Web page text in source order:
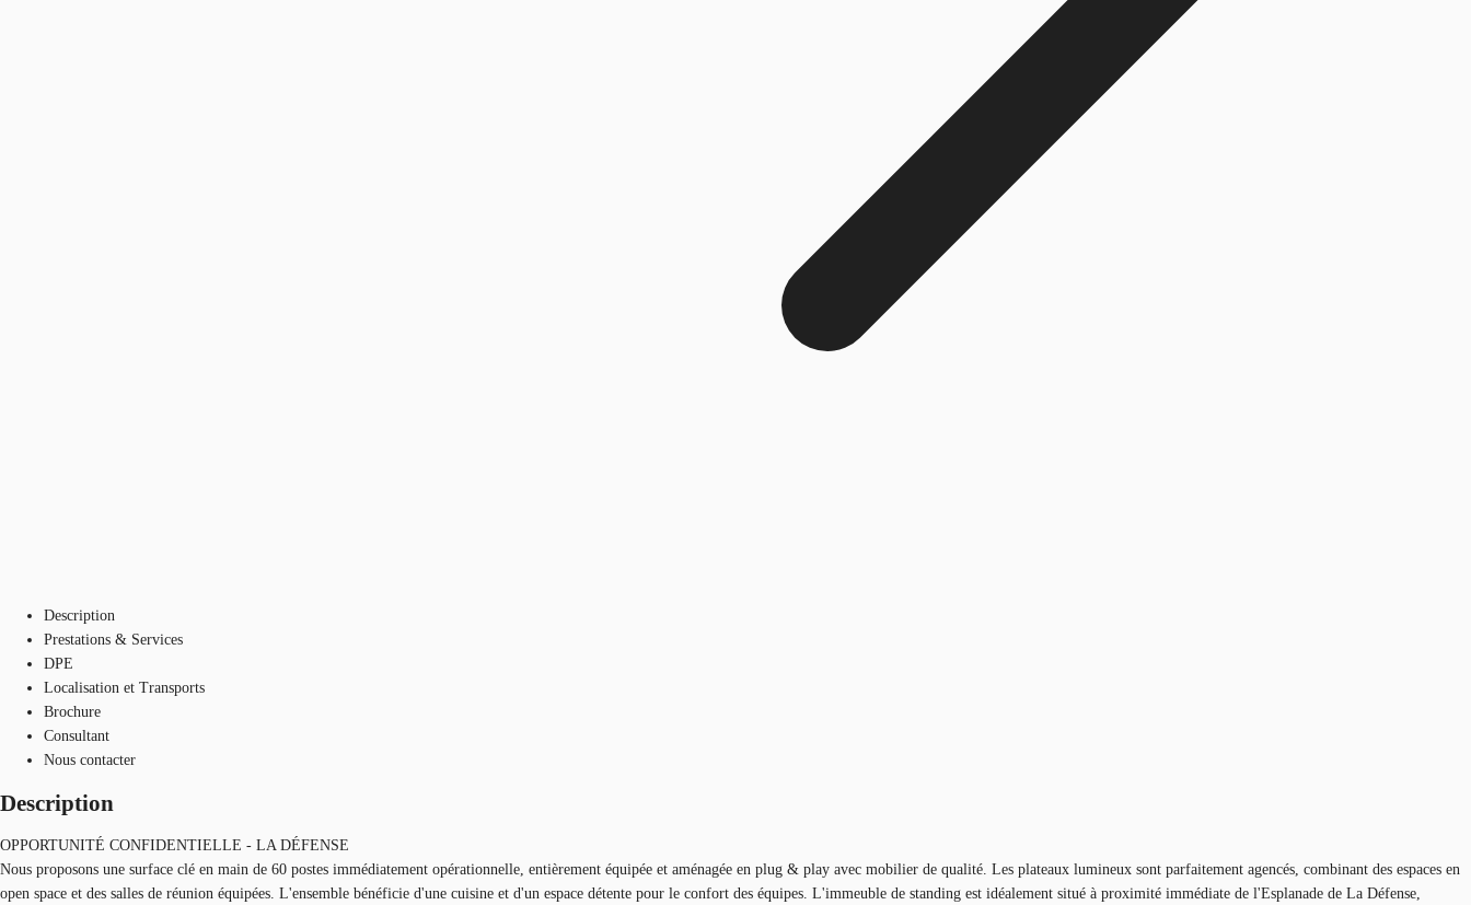
Description
Prestations & Services
DPE
Localisation et Transports
Brochure
Consultant
Nous contacter
Description
OPPORTUNITÉ CONFIDENTIELLE - LA DÉFENSE
Nous proposons une surface clé en main de 60 postes immédiatement opérationnelle, entièrement équipée et aménagée en plug & play avec mobilier de qualité. Les plateaux lumineux sont parfaitement agencés, combinant des espaces en
open space et des salles de réunion équipées. L'ensemble bénéficie d'une cuisine et d'un espace détente pour le confort des équipes. L'immeuble de standing est idéalement situé à proximité immédiate de l'Esplanade de La Défense,